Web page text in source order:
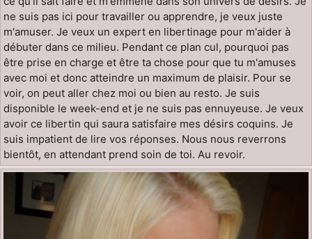
ne suis pas ici pour travailler ou apprendre, je veux juste
m'amuser. Je veux un expert en libertinage pour m'aider à
débuter dans ce milieu. Pendant ce plan cul, pourquoi pas
être prise en charge et être ta chose pour que tu m'amuses
avec moi et donc atteindre un maximum de plaisir. Pour se
voir, on peut aller chez moi ou bien au resto. Je suis
disponible le week-end et je ne suis pas ennuyeuse. Je veux
avoir ce libertin qui saura satisfaire mes désirs coquins. Je
suis impatient de lire vos réponses. Nous nous reverrons
bientôt, en attendant prend soin de toi. Au revoir.